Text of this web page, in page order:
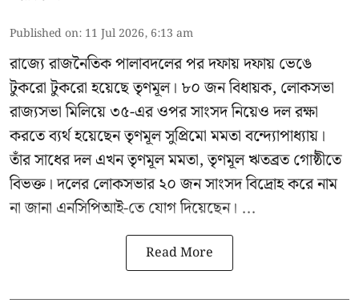
Published on: 11 Jul 2026, 6:13 am
রাজ্যে রাজনৈতিক পালাবদলের পর দফায় দফায় ভেঙে
টুকরো টুকরো হয়েছে তৃণমূল। ৮০ জন বিধায়ক, লোকসভা
রাজ্যসভা মিলিয়ে ৩৫-এর ওপর সাংসদ নিয়েও দল রক্ষা
করতে ব্যর্থ হয়েছেনতৃণমূল সুপ্রিমো মমতা বন্দ্যোপাধ্যায়।
তাঁর সাধের দল এখন তৃণমূল মমতা, তৃণমূল ঋতব্রত গোষ্ঠীতে
বিভক্ত। দলের লোকসভার ২০ জন সাংসদ বিদ্রোহ করে নাম
না জানা এনসিপিআই-তে যোগ দিয়েছেন। ...
Read More